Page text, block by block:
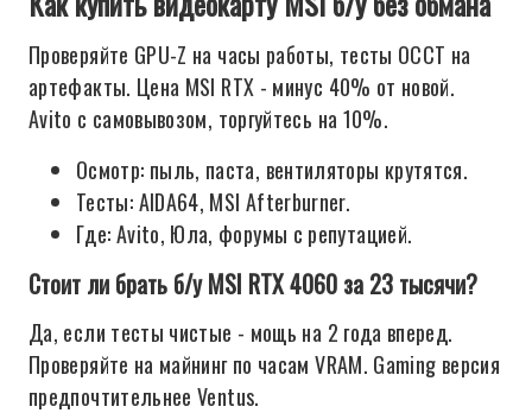
Проверяйте GPU-Z на часы работы, тесты OCCT на
артефакты. Цена MSI RTX - минус 40% от новой.
Avito с самовывозом, торгуйтесь на 10%.
Осмотр: пыль, паста, вентиляторы крутятся.
Тесты: AIDA64, MSI Afterburner.
Где: Avito, Юла, форумы с репутацией.
Стоит ли брать б/у MSI RTX 4060 за 23 тысячи?
Да, если тесты чистые - мощь на 2 года вперед.
Проверяйте на майнинг по часам VRAM. Gaming версия
предпочтительнее Ventus.